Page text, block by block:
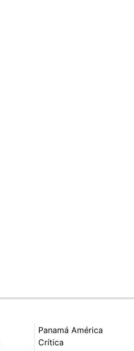
Panamá América
Crítica